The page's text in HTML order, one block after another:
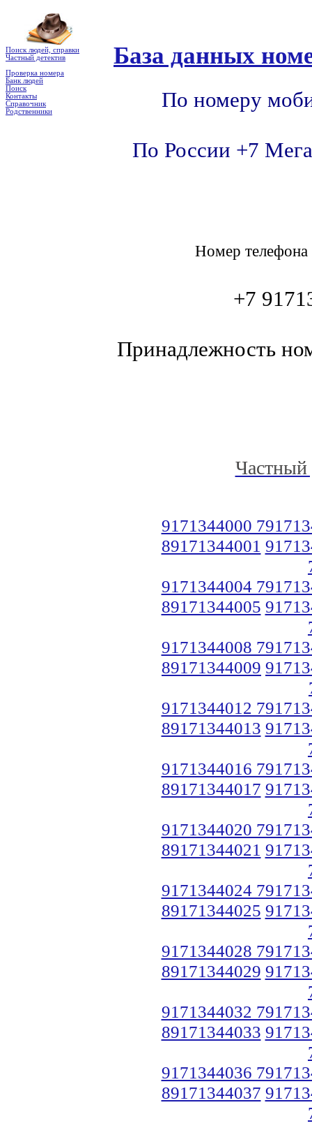
Поиск людей, справки
Частный детектив
Проверка номера
Банк людей
Поиск
Контакты
Справочник
Родственники
База данных
По номеру
По России +7
Номер
+7
Принадлежность
Частный
9171344000
89171344001
9171344004
89171344005
9171344008
89171344009
9171344012
89171344013
9171344016
89171344017
9171344020
89171344021
9171344024
89171344025
9171344028
89171344029
9171344032
89171344033
9171344036
89171344037